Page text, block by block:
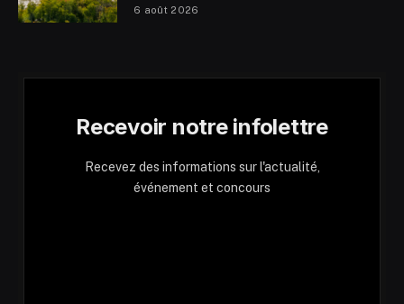
6 août 2026
Recevoir notre infolettre
Recevez des informations sur l'actualité,
événement et concours